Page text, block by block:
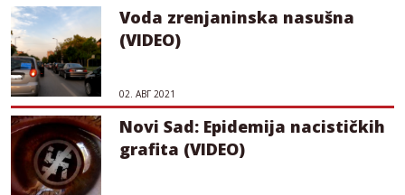
Voda zrenjaninska nasušna
(VIDEO)
02. АВГ 2021
Novi Sad: Epidemija nacističkih
grafita (VIDEO)